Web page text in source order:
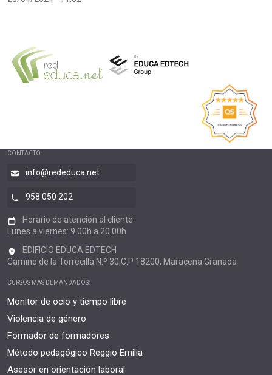
CONTACTO:
info@rededuca.net
958 050 202
Horario de atención al cliente:
Lunes a viernes: 9.00h a 20.00h
EDIFICIO EDUCA EDTECH
Camino de la Torrecilla N.º 30,C.P 18200, Maracena Granada
CURSOS MÁS DEMANDADOS:
Monitor de ocio y tiempo libre
Violencia de género
Formador de formadores
Método pedagógico Reggio Emilia
Asesor en orientación laboral